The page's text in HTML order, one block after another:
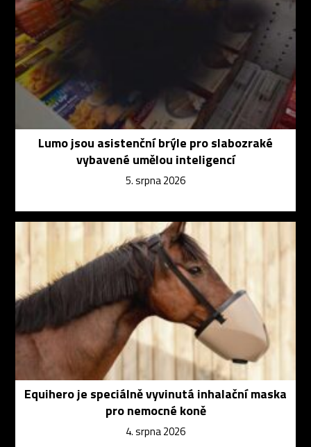
Lumo jsou asistenční brýle pro slabozraké
vybavené umělou inteligencí
5. srpna 2026
Equihero je speciálně vyvinutá inhalační maska
pro nemocné koně
4. srpna 2026